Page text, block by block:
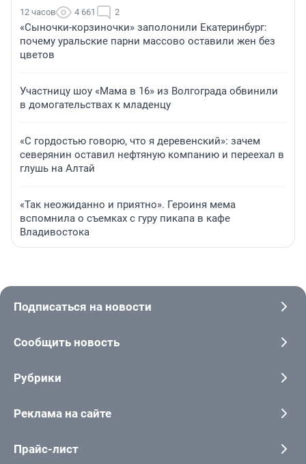
12 часов 4 661 2
«Сыночки-корзиночки» заполонили Екатеринбург:
почему уральские парни массово оставили жен без
цветов
Участницу шоу «Мама в 16» из Волгограда обвинили
в домогательствах к младенцу
«С гордостью говорю, что я деревенский»: зачем
северянин оставил нефтяную компанию и переехал в
глушь на Алтай
«Так неожиданно и приятно». Героиня мема
вспомнила о съемках с гуру пикапа в кафе
Владивостока
Подписаться на новости
Сообщить новость
Рубрики
Реклама на сайте
Прайс-лист